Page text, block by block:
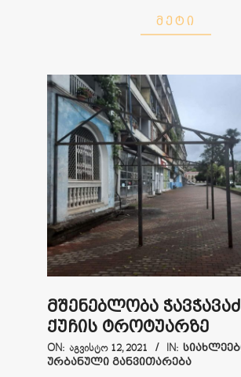
ᲛᲔᲢᲘ
მშენებლობა
ქუჩის ტროტუარზე
2021-
08-
ON: ᲐᲒᲕᲘᲡᲢᲝ 12, 2021 IN:
ᲣᲠᲑᲐᲜᲣᲚᲘ ᲒᲐᲜᲕᲘᲗᲐᲠᲔᲑᲐ